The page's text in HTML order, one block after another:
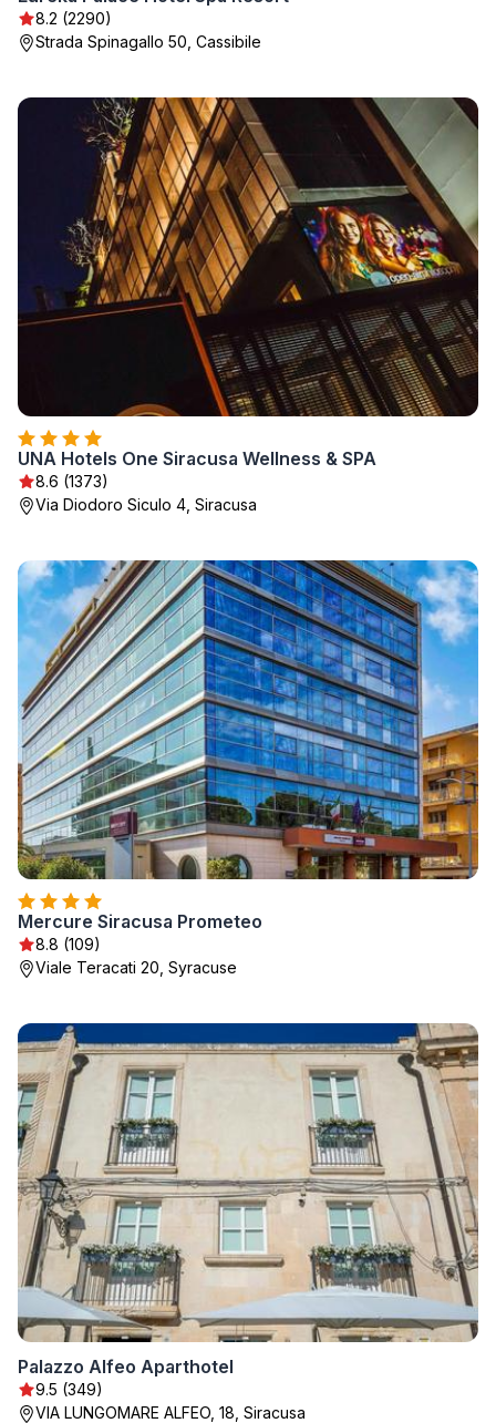
8.2 (2290)
Strada Spinagallo 50, Cassibile
UNA Hotels One Siracusa Wellness & SPA
8.6 (1373)
Via Diodoro Siculo 4, Siracusa
Mercure Siracusa Prometeo
8.8 (109)
Viale Teracati 20, Syracuse
Palazzo Alfeo Aparthotel
9.5 (349)
VIA LUNGOMARE ALFEO, 18, Siracusa